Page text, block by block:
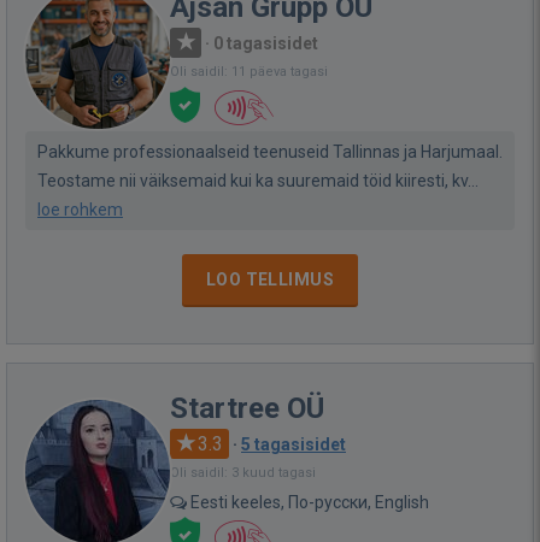
Ajsan Grupp OÜ
· 0 tagasisidet
Oli saidil: 11 päeva tagasi
Pakkume professionaalseid teenuseid Tallinnas ja Harjumaal.
Teostame nii väiksemaid kui ka suuremaid töid kiiresti, kv...
loe rohkem
LOO TELLIMUS
Startree OÜ
3.3 · 5 tagasisidet
Oli saidil: 3 kuud tagasi
Eesti keeles, По-русски, English